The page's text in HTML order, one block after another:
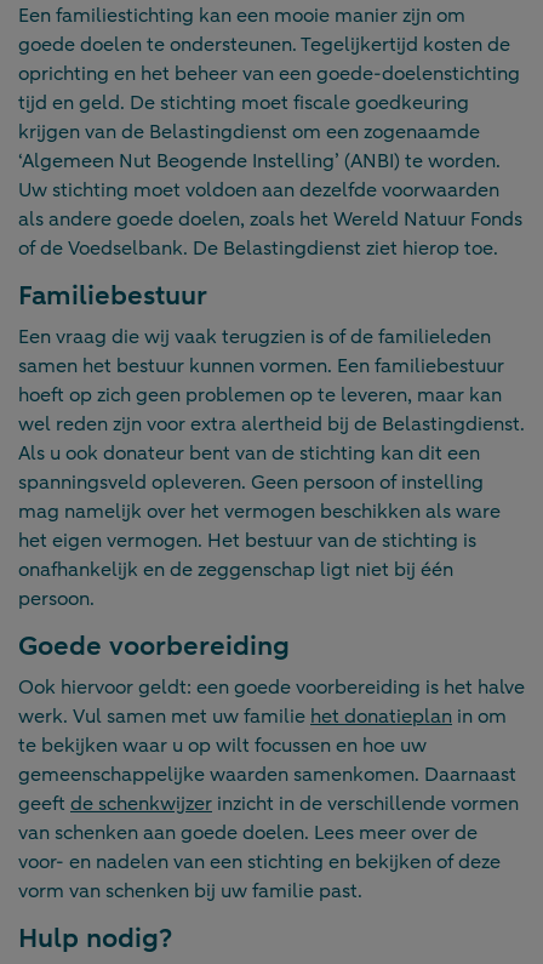
Een familiestichting kan een mooie manier zijn om
goede doelen te ondersteunen. Tegelijkertijd kosten de
oprichting en het beheer van een goede-doelenstichting
tijd en geld. De stichting moet fiscale goedkeuring
krijgen van de Belastingdienst om een zogenaamde
‘Algemeen Nut Beogende Instelling’ (ANBI) te worden.
Uw stichting moet voldoen aan dezelfde voorwaarden
als andere goede doelen, zoals het Wereld Natuur Fonds
of de Voedselbank. De Belastingdienst ziet hierop toe.
Familiebestuur
Een vraag die wij vaak terugzien is of de familieleden
samen het bestuur kunnen vormen. Een familiebestuur
hoeft op zich geen problemen op te leveren, maar kan
wel reden zijn voor extra alertheid bij de Belastingdienst.
Als u ook donateur bent van de stichting kan dit een
spanningsveld opleveren. Geen persoon of instelling
mag namelijk over het vermogen beschikken als ware
het eigen vermogen. Het bestuur van de stichting is
onafhankelijk en de zeggenschap ligt niet bij één
persoon.
Goede voorbereiding
Ook hiervoor geldt: een goede voorbereiding is het halve
werk. Vul samen met uw familie het donatieplan in om
te bekijken waar u op wilt focussen en hoe uw
gemeenschappelijke waarden samenkomen. Daarnaast
geeft de schenkwijzer inzicht in de verschillende vormen
van schenken aan goede doelen. Lees meer over de
voor- en nadelen van een stichting en bekijken of deze
vorm van schenken bij uw familie past.
Hulp nodig?